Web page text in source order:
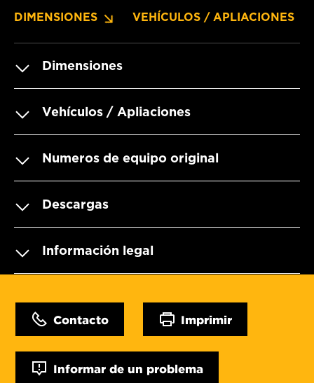
DIMENSIONES VEHÍCULOS / APLIACIONES
Dimensiones
Vehículos / Apliaciones
Numeros de equipo original
Descargas
Información legal
Contacto Imprimir
Informar de un problema